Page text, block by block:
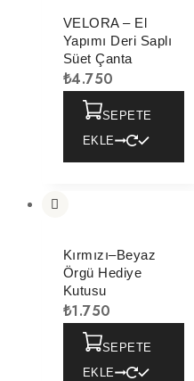
VELORA – El
Yapımı Deri Saplı
Süet Çanta
₺4.750
SEPETE
EKLE
Kırmızı–Beyaz
Örgü Hediye
Kutusu
₺1.750
SEPETE
EKLE